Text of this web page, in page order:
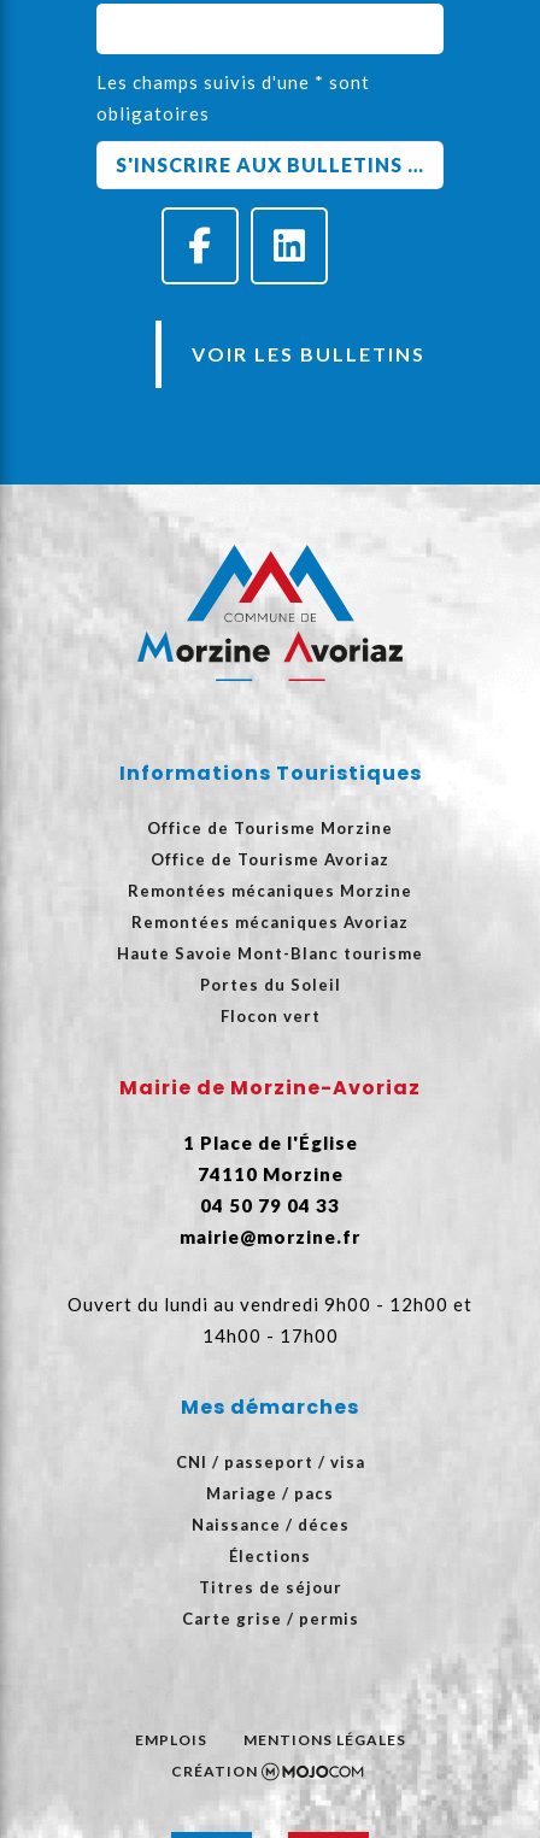
Les champs suivis d'une * sont
obligatoires
VOIR LES BULLETINS
Informations Touristiques
Office de Tourisme Morzine
Office de Tourisme Avoriaz
Remontées mécaniques Morzine
Remontées mécaniques Avoriaz
Haute Savoie Mont-Blanc tourisme
Portes du Soleil
Flocon vert
Mairie de Morzine-Avoriaz
1 Place de l'Église
74110 Morzine
04 50 79 04 33
mairie@morzine.fr
Ouvert du lundi au vendredi 9h00 - 12h00 et
14h00 - 17h00
Mes démarches
CNI / passeport / visa
Mariage / pacs
Naissance / déces
Élections
Titres de séjour
Carte grise / permis
EMPLOIS
MENTIONS LÉGALES
CRÉATION